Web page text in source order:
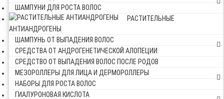
ШАМПУНИ ДЛЯ РОСТА ВОЛОС
РАСТИТЕЛЬНЫЕ
АНТИАНДРОГЕНЫ
ШАМПУНЬ ОТ ВЫПАДЕНИЯ ВОЛОС
СРЕДСТВА ОТ АНДРОГЕНЕТИЧЕСКОЙ АЛОПЕЦИИ
СРЕДСТВО ОТ ВЫПАДЕНИЯ ВОЛОС ПОСЛЕ РОДОВ
МЕЗОРОЛЛЕРЫ ДЛЯ ЛИЦА И ДЕРМОРОЛЛЕРЫ
НАБОРЫ ДЛЯ РОСТА ВОЛОС
ГИАЛУРОНОВАЯ КИСЛОТА